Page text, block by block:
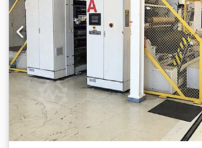
[V] 400 vid 50 Hz Styrspänning [V] 230
Temperaturreglering: Elektriska
glimmergelement. Maximal
300 Styrsystem och manöverpanel
installation är placerad i maskinens
innehåller alla nödvändiga
indikatoranordningar.
vattenanslutningen tillhandahålls på
för att kyla vattnet ingår inte i
Extruderverktyg ingår inte i